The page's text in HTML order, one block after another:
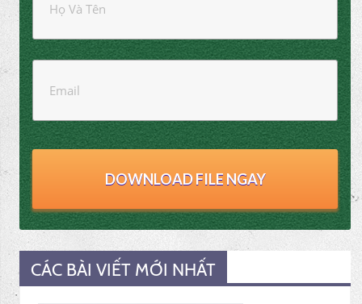
File excel báo cáo tài chính Full tính năng giúp bạn lập